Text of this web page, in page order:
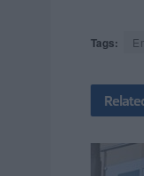
Tags: